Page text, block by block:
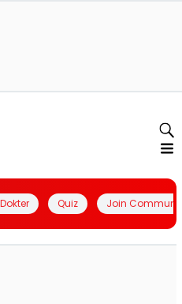
Quiz Join Community